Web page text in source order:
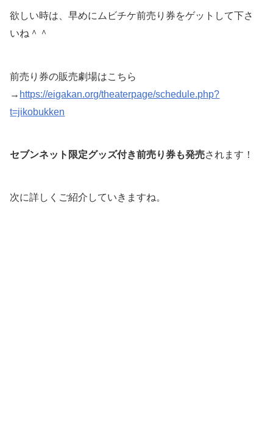
欲しい時は、早めにムビチケ前売り券をゲットして下さ
いね＾＾
前売り券の販売劇場はこちら
→ https://eigakan.org/theaterpage/schedule.php?
t=jikobukken
セブンネット限定グッズ付き前売り券も発売されます！
次に詳しくご紹介していきますね。